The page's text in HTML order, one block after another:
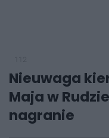
Nieuwaga
Maja w
nagranie